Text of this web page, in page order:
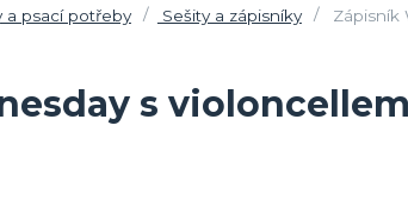
a psací potřeby Sešity a zápisníky Zápisník
s violoncellem